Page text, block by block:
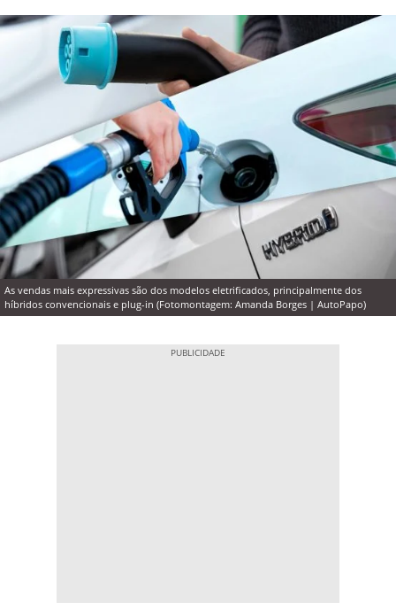
As vendas mais expressivas são dos modelos eletrificados, principalmente dos
híbridos convencionais e plug-in (Fotomontagem: Amanda Borges | AutoPapo)